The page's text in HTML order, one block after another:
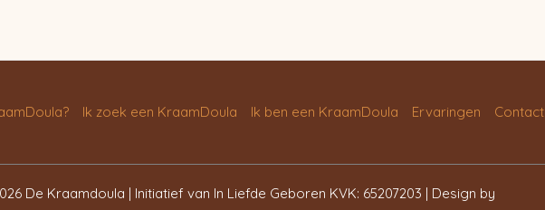
Ik zoek een KraamDoula Ik ben een KraamDoula Ervaringen Contact
De Kraamdoula | Initiatief van In Liefde Geboren KVK: 65207203 | Design by